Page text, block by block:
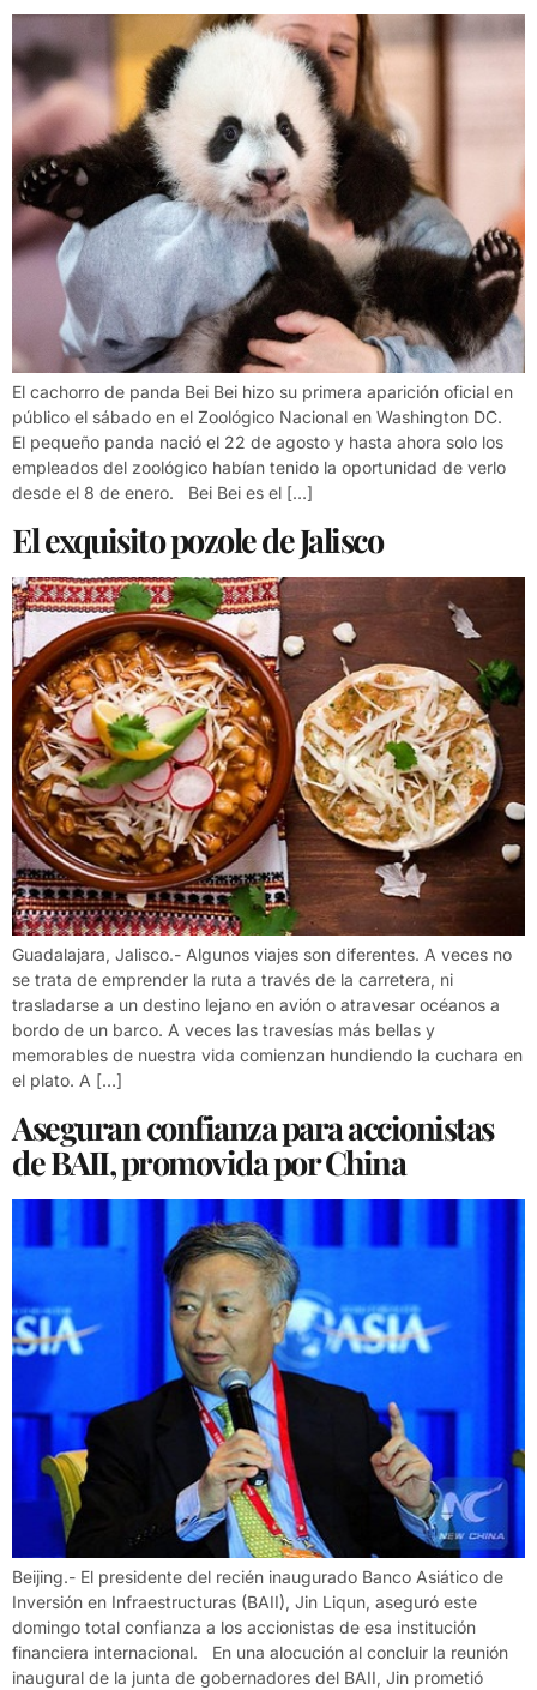
El cachorro de panda Bei Bei hizo su primera aparición oficial en
público el sábado en el Zoológico Nacional en Washington DC.
El pequeño panda nació el 22 de agosto y hasta ahora solo los
empleados del zoológico habían tenido la oportunidad de verlo
desde el 8 de enero. Bei Bei es el […]
El exquisito pozole de Jalisco
Guadalajara, Jalisco.- Algunos viajes son diferentes. A veces no
se trata de emprender la ruta a través de la carretera, ni
trasladarse a un destino lejano en avión o atravesar océanos a
bordo de un barco. A veces las travesías más bellas y
memorables de nuestra vida comienzan hundiendo la cuchara en
el plato. A […]
Aseguran confianza para accionistas
de BAII, promovida por China
Beijing.- El presidente del recién inaugurado Banco Asiático de
Inversión en Infraestructuras (BAII), Jin Liqun, aseguró este
domingo total confianza a los accionistas de esa institución
financiera internacional. En una alocución al concluir la reunión
inaugural de la junta de gobernadores del BAII, Jin prometió